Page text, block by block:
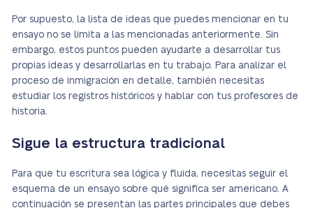
Por supuesto, la lista de ideas que puedes mencionar en tu
ensayo no se limita a las mencionadas anteriormente. Sin
embargo, estos puntos pueden ayudarte a desarrollar tus
propias ideas y desarrollarlas en tu trabajo. Para analizar el
proceso de inmigración en detalle, también necesitas
estudiar los registros históricos y hablar con tus profesores de
historia.
Sigue la estructura tradicional
Para que tu escritura sea lógica y fluida, necesitas seguir el
esquema de un ensayo sobre qué significa ser americano. A
continuación se presentan las partes principales que debes